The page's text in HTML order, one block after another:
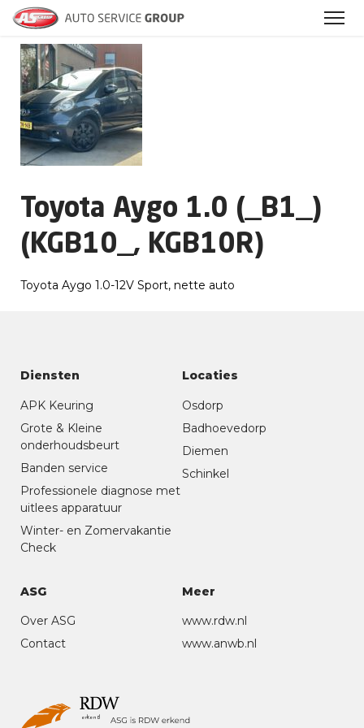
Archieven
Toyota Aygo 1.0 (_B1_)
(KGB10_, KGB10R)
Toyota Aygo 1.0-12V Sport, nette auto
Diensten
APK Keuring
Grote & Kleine
onderhoudsbeurt
Banden service
Professionele diagnose met
uitlees apparatuur
Winter- en Zomervakantie
Check
Locaties
Osdorp
Badhoevedorp
Diemen
Schinkel
ASG
Over ASG
Contact
Meer
www.rdw.nl
www.anwb.nl